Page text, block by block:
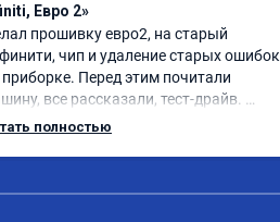
Евро 2»
прошивку евро2, на старый
чип и удаление старых ошибок
приборке. Перед этим почитали
все рассказали, тест-драйв.
доволен, расход упал,
полностью